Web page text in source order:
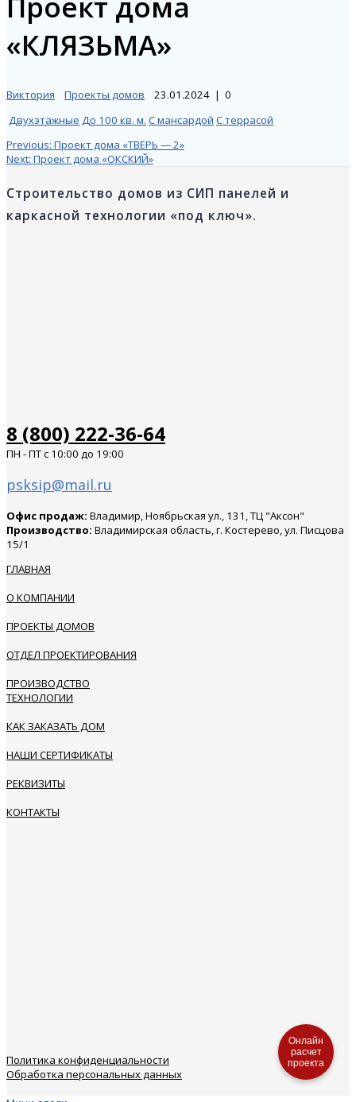
«КЛЯЗЬМА»
Виктория Проекты домов 23.01.2024 | 0
Двухэтажные До 100 кв. м. С мансардой С террасой
Навигация
по
записям
Previous: Previous
post:
Проект дома «ТВЕРЬ — 2»
Next: Next
Проект дома «ОКСКИЙ»
Строительство домов из СИП панелей и
каркасной технологии «под ключ».
8 (800) 222-36-64
ПН - ПТ с 10:00 до 19:00
psksip@mail.ru
Офис продаж: Владимир, Ноябрьская ул., 131, ТЦ "Аксон"
Производство: Владимирская область, г. Костерево, ул. Писцова
15/1
ГЛАВНАЯ
О КОМПАНИИ
ПРОЕКТЫ ДОМОВ
ОТДЕЛ ПРОЕКТИРОВАНИЯ
ПРОИЗВОДСТВО
ТЕХНОЛОГИИ
КАК ЗАКАЗАТЬ ДОМ
НАШИ СЕРТИФИКАТЫ
РЕКВИЗИТЫ
КОНТАКТЫ
Политика конфиденциальности
Обработка персональных данных
Онлайн
расчет
проекта